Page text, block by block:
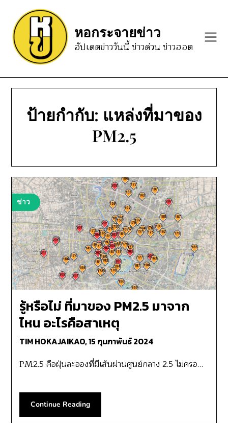
content
หอกระจายข่าว
อัปเดตข่าววันนี้ ข่าวด่วน ข่าวฮอต
ป้ายกำกับ: แหล่งที่มาของ
PM2.5
ข่าว
รู้หรือไม่ ที่มาของ PM2.5 มาจาก
ไหน อะไรคือสาเหตุ
TIM HOKAJAIKAO,15 กุมภาพันธ์ 2024
PM2.5 คือฝุ่นละอองที่มีเส้นผ่านศูนย์กลาง 2.5 ไมครอ…
Continue Reading